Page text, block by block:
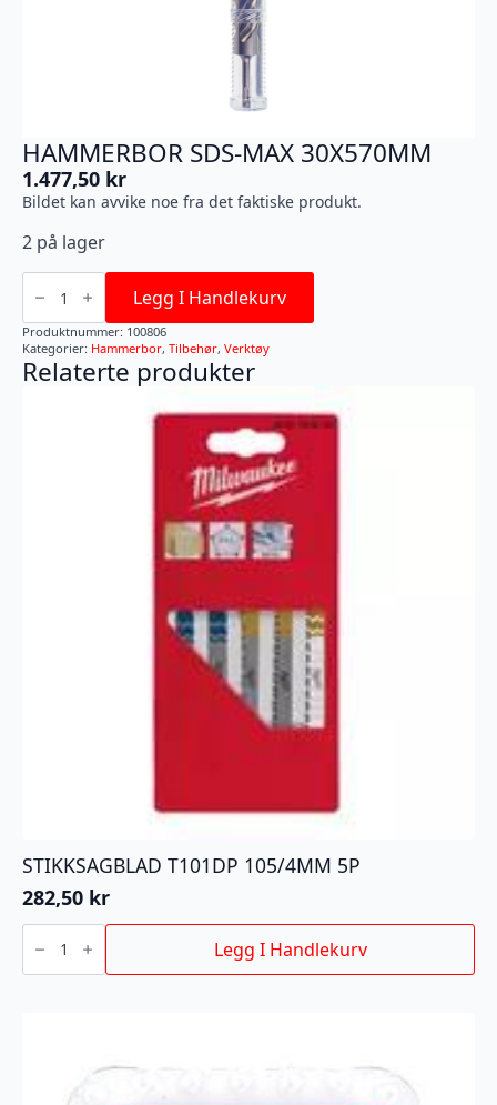
HAMMERBOR SDS-MAX 30X570MM
1.477,50 kr
Bildet kan avvike noe fra det faktiske produkt.
2 på lager
HAMMERBOR
SDS-
30X570MM
antall
Legg I Handlekurv
Produktnummer: 100806
Kategorier: Hammerbor, Tilbehør, Verktøy
Relaterte produkter
STIKKSAGBLAD T101DP 105/4MM 5P
282,50 kr
STIKKSAGBLAD
T101DP
105/4MM
5P
Legg I Handlekurv